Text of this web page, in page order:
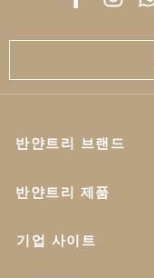
반얀트리 브랜드
반얀트리 제품
기업 사이트